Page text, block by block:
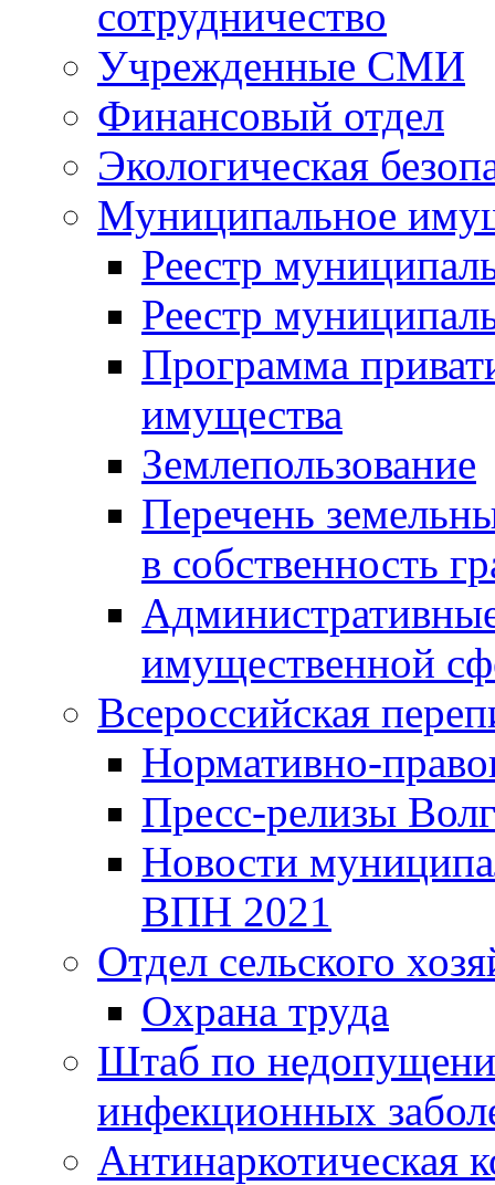
сотрудничество
Учрежденные СМИ
Финансовый отдел
Экологическая
Муниципальное
Реестр
Реестр
Программа
имущества
Землепользование
Перечень
в собственность
имущественной
Всероссийская
Нормативно-
Пресс-релизы
Новости
ВПН 2021
Отдел сельского
Охрана труда
Штаб по
инфекционных
Антинаркотическая